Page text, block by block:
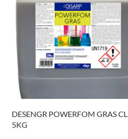
DESENGR POWERFOM GRAS CL
5KG